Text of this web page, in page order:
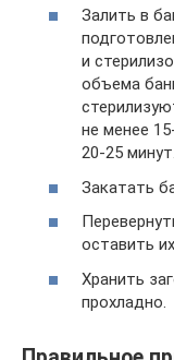
Залить в
и
объема
не менее
20-25 минут.
Закатать
оставить
Хранить
прохладно.